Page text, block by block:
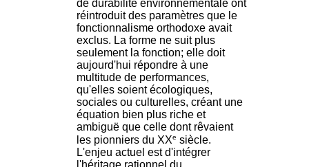
de durabilité environnementale ont
réintroduit des paramètres que le
fonctionnalisme orthodoxe avait
exclus. La forme ne suit plus
seulement la fonction; elle doit
aujourd'hui répondre à une
multitude de performances,
qu'elles soient écologiques,
sociales ou culturelles, créant une
équation bien plus riche et
ambiguë que celle dont rêvaient
les pionniers du XXe siècle.
L'enjeu actuel est d'intégrer